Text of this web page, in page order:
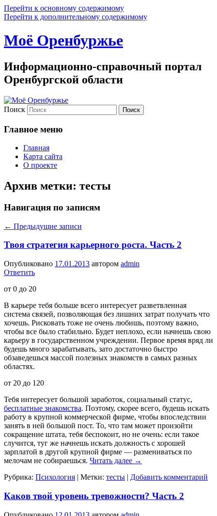
Перейти к основному содержимому
Перейти к дополнительному содержимому
Моё Оренбуржье
Информационно-справочный портал
Оренбургской области
Поиск
Главное меню
Главная
Карта сайта
О проекте
Архив метки: тесты
Навигация по записям
← Предыдущие записи
Твоя стратегия карьерного роста. Часть 2
Опубликовано 17.01.2013 автором admin
Ответить
от 0 до 20
В карьере тебя больше всего интересует разветвленная
система связей, позволяющая без лишних затрат получать что
хочешь. Рисковать тоже не очень любишь, поэтому важно,
чтобы все было стабильно. Будет неплохо, если начнешь свою
карьеру в государственном учреждении. Первое время вряд ли
будешь много зарабатывать, зато достаточно быстро
обзаведешься массой полезных знакомств в самых разных
областях.
от 20 до 120
Тебя интересует большой заработок, социальный статус,
бесплатные знакомства. Поэтому, скорее всего, будешь искать
работу в крупной коммерческой фирме, чтобы впоследствии
занять в ней большой пост. То, что там может произойти
сокращение штата, тебя беспокоит, но не очень: если такое
случится, туг же начнешь искать должность с хорошей
зарплатой в другой крупной фирме — размениваться по
мелочам не собираешься. Читать далее →
Рубрика: Психология | Метки: тесты | Добавить комментарий
Каков твой уровень тревожности? Часть 2